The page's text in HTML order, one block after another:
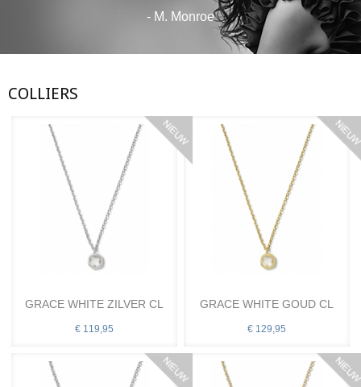
- M. Monroe
COLLIERS
GRACE WHITE ZILVER CL
€ 119,95
GRACE WHITE GOUD CL
€ 129,95